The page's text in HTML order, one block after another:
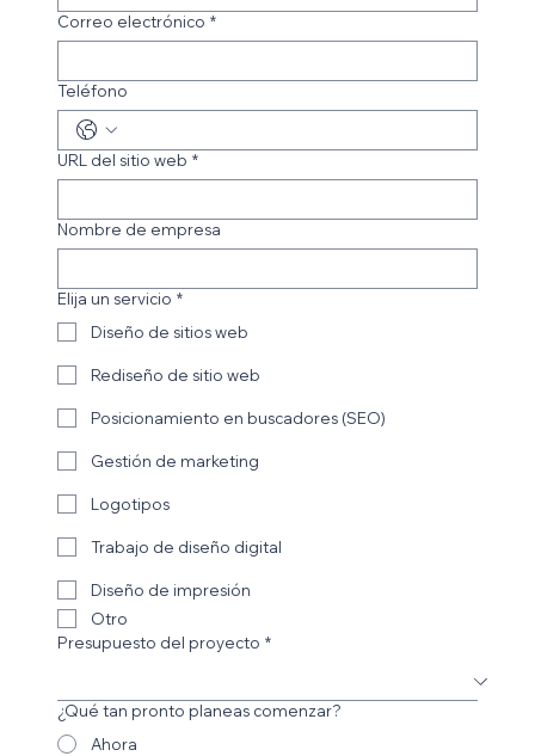
Correo electrónico *
Teléfono
URL del sitio web *
Nombre de empresa
Elija un servicio *
Diseño de sitios web
Rediseño de sitio web
Posicionamiento en buscadores (SEO)
Gestión de marketing
Logotipos
Trabajo de diseño digital
Diseño de impresión
Otro
Presupuesto del proyecto *
¿Qué tan pronto planeas comenzar?
Ahora